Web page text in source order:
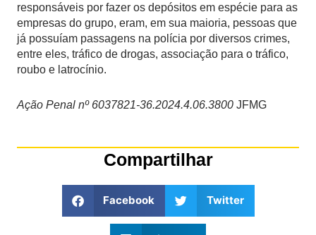
responsáveis por fazer os depósitos em espécie para as
empresas do grupo, eram, em sua maioria, pessoas que
já possuíam passagens na polícia por diversos crimes,
entre eles, tráfico de drogas, associação para o tráfico,
roubo e latrocínio.
Ação Penal nº 6037821-36.2024.4.06.3800JFMG
Compartilhar
Facebook Twitter